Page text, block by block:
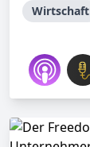
Wirtschaft